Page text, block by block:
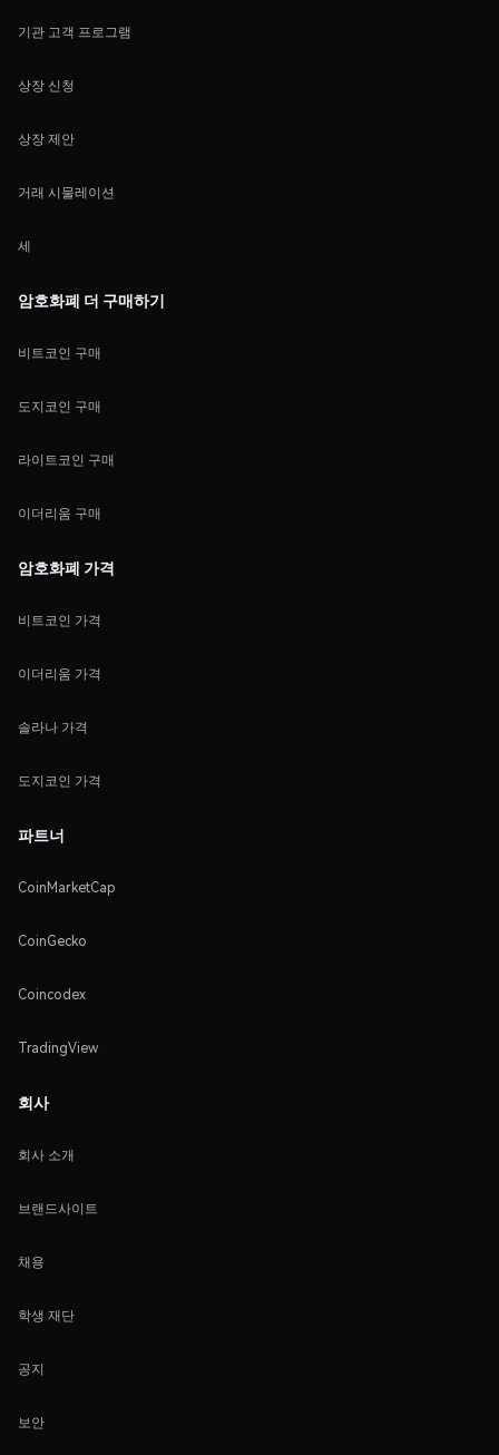
기관 고객 프로그램
상장 신청
상장 제안
거래 시물레이션
세
암호화폐 더 구매하기
비트코인 구매
도지코인 구매
라이트코인 구매
이더리움 구매
암호화폐 가격
비트코인 가격
이더리움 가격
솔라나 가격
도지코인 가격
파트너
CoinMarketCap
CoinGecko
Coincodex
TradingView
회사
회사 소개
브랜드사이트
채용
학생 재단
공지
보안